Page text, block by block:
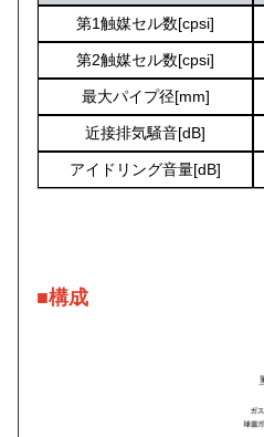
第1触媒セル数[cpsi]
第2触媒セル数[cpsi]
最大パイプ径[mm]
近接排気騒音[dB]
アイドリング音量[dB]
■構成